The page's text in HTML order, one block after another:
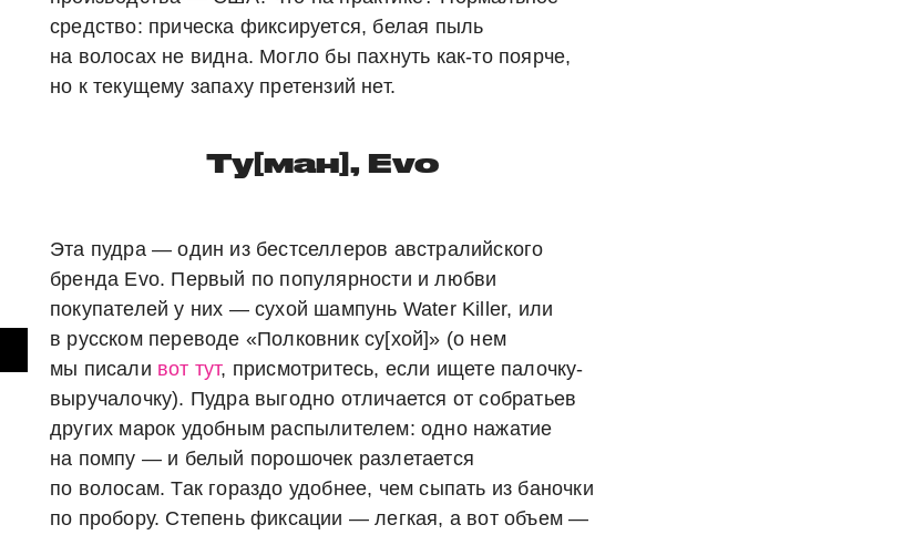
средство: прическа фиксируется, белая пыль
на волосах не видна. Могло бы пахнуть как-то поярче,
но к текущему запаху претензий нет.
Ту[ман], Evo
Эта пудра — один из бестселлеров австралийского
бренда Evo. Первый по популярности и любви
покупателей у них — сухой шампунь Water Killer, или
в русском переводе «Полковник су[хой]» (о нем
мы писали вот тут, присмотритесь, если ищете палочку-
выручалочку). Пудра выгодно отличается от собратьев
других марок удобным распылителем: одно нажатие
на помпу — и белый порошочек разлетается
по волосам. Так гораздо удобнее, чем сыпать из баночки
по пробору. Степень фиксации — легкая, а вот объем —